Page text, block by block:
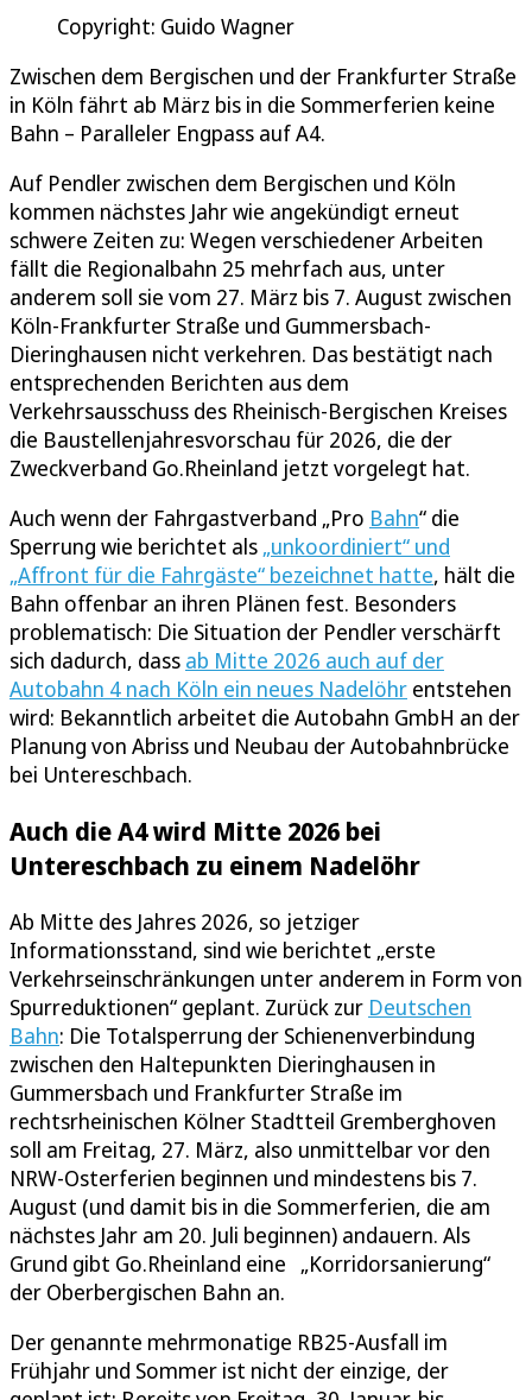
Copyright: Guido Wagner
Zwischen dem Bergischen und der Frankfurter Straße
in Köln fährt ab März bis in die Sommerferien keine
Bahn – Paralleler Engpass auf A4.
Auf Pendler zwischen dem Bergischen und Köln
kommen nächstes Jahr wie angekündigt erneut
schwere Zeiten zu: Wegen verschiedener Arbeiten
fällt die Regionalbahn 25 mehrfach aus, unter
anderem soll sie vom 27. März bis 7. August zwischen
Köln-Frankfurter Straße und Gummersbach-
Dieringhausen nicht verkehren. Das bestätigt nach
entsprechenden Berichten aus dem
Verkehrsausschuss des Rheinisch-Bergischen Kreises
die Baustellenjahresvorschau für 2026, die der
Zweckverband Go.Rheinland jetzt vorgelegt hat.
Auch wenn der Fahrgastverband „Pro Bahn“ die
Sperrung wie berichtet als „unkoordiniert“ und
„Affront für die Fahrgäste“ bezeichnet hatte, hält die
Bahn offenbar an ihren Plänen fest. Besonders
problematisch: Die Situation der Pendler verschärft
sich dadurch, dass ab Mitte 2026 auch auf der
Autobahn 4 nach Köln ein neues Nadelöhr entstehen
wird: Bekanntlich arbeitet die Autobahn GmbH an der
Planung von Abriss und Neubau der Autobahnbrücke
bei Untereschbach.
Auch die A4 wird Mitte 2026 bei
Untereschbach zu einem Nadelöhr
Ab Mitte des Jahres 2026, so jetziger
Informationsstand, sind wie berichtet „erste
Verkehrseinschränkungen unter anderem in Form von
Spurreduktionen“ geplant. Zurück zur Deutschen
Bahn: Die Totalsperrung der Schienenverbindung
zwischen den Haltepunkten Dieringhausen in
Gummersbach und Frankfurter Straße im
rechtsrheinischen Kölner Stadtteil Gremberghoven
soll am Freitag, 27. März, also unmittelbar vor den
NRW-Osterferien beginnen und mindestens bis 7.
August (und damit bis in die Sommerferien, die am
nächstes Jahr am 20. Juli beginnen) andauern. Als
Grund gibt Go.Rheinland eine „Korridorsanierung“
der Oberbergischen Bahn an.
Der genannte mehrmonatige RB25-Ausfall im
Frühjahr und Sommer ist nicht der einzige, der